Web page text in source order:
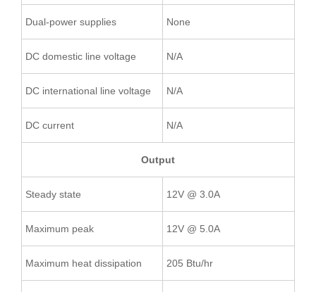
Dual-power supplies None
DC domestic line voltage N/A
DC international line voltage N/A
DC current N/A
Output
Steady state 12V @ 3.0A
Maximum peak 12V @ 5.0A
Maximum heat dissipation 205 Btu/hr